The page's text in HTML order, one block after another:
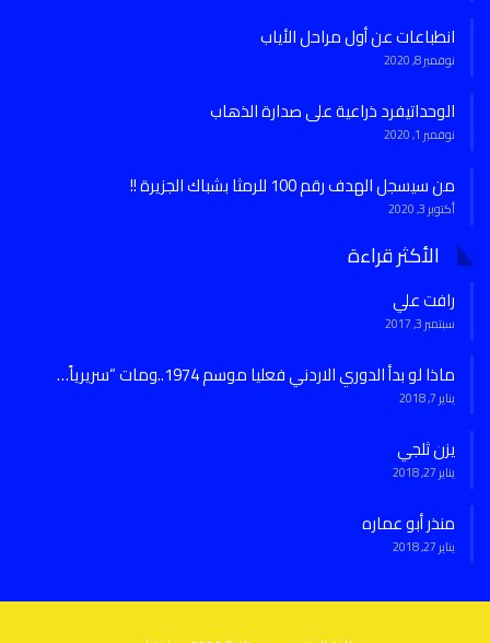
انطباعات عن أول مراحل الأياب
نوفمبر 8, 2020
الوحداتيفرد ذراعية على صدارة الذهاب
نوفمبر 1, 2020
من سيسجل الهدف رقم 100 للرمثا بشباك الجزيرة !!
أكتوبر 3, 2020
الأكثر قراءة
رافت علي
سبتمبر 3, 2017
ماذا لو بدأ الدوري الاردني فعليا موسم 1974..ومات “سريرياً…
يناير 7, 2018
يزن ثلجي
يناير 27, 2018
منذر أبو عماره
يناير 27, 2018